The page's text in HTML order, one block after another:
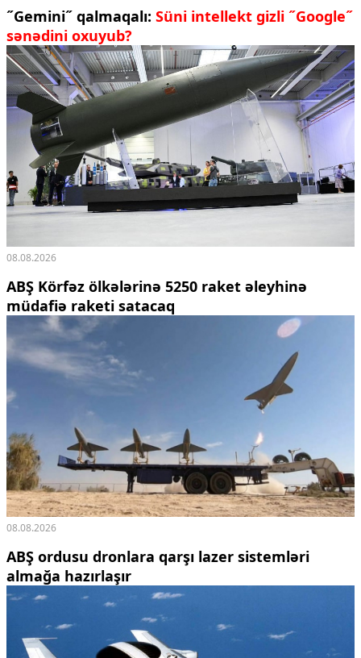
Ekologiya
Zəfər - 5
Gənclər və İdman
Media və QHT
Hadisə
Sağlamlıq
Sosium
Mənəvi dəyərlər
Texnologiya
Mətbuat-150
Əlaqə
˝Gemini˝ qalmaqalı: Süni intellekt gizli ˝Google˝
sənədini oxuyub?
08.08.2026
ABŞ Körfəz ölkələrinə 5250 raket əleyhinə
müdafiə raketi satacaq
08.08.2026
ABŞ ordusu dronlara qarşı lazer sistemləri
almağa hazırlaşır